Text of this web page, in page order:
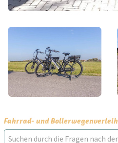
Fahrrad- und Bollerwegenverleih